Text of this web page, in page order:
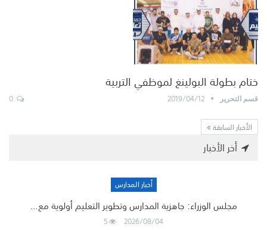
ختام بطولة البولينغ لموظفي التربية
قسم التحرير 2019/04/12
الأخبار السابقة
أخر الأخبار
أخبار المدارس
مجلس الوزراء: جاهزية المدارس وتطوير التعليم أولوية مع…
2026/08/04
5